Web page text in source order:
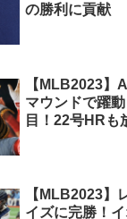
の勝利に貢献
【MLB2023】
マウンドで躍
目！22号HRも
【MLB2023】
イズに完勝！